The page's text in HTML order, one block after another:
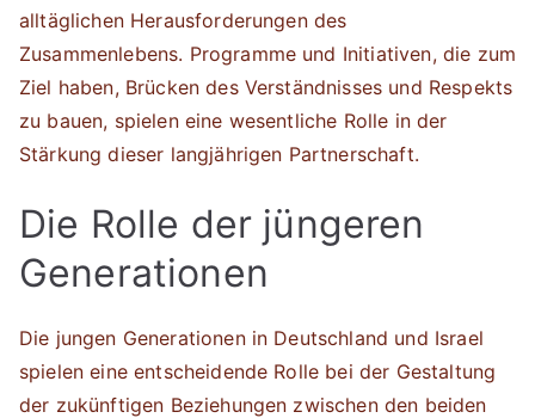
alltäglichen Herausforderungen des
Zusammenlebens. Programme und Initiativen, die zum
Ziel haben, Brücken des Verständnisses und Respekts
zu bauen, spielen eine wesentliche Rolle in der
Stärkung dieser langjährigen Partnerschaft.
Die Rolle der jüngeren
Generationen
Die jungen Generationen in Deutschland und Israel
spielen eine entscheidende Rolle bei der Gestaltung
der zukünftigen Beziehungen zwischen den beiden